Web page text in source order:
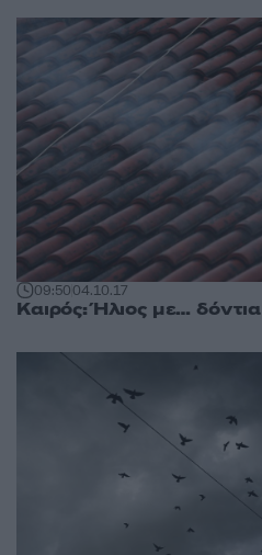
09:5004.10.17
Καιρός: Ήλιος με… δόντια